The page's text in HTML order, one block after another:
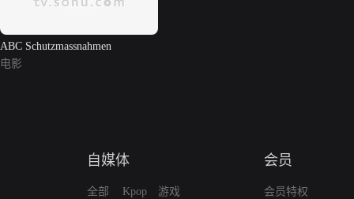
ABC Schutzmassnahmen
电影
自媒体
全部
Kpop
游戏
会员
会员特权